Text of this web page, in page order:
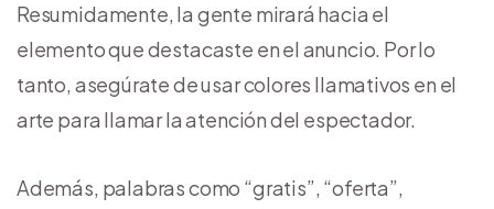
Resumidamente, la gente mirará hacia el
elemento que destacaste en el anuncio. Por lo
tanto, asegúrate de usar colores llamativos en el
arte para llamar la atención del espectador.
Además, palabras como “gratis”, “oferta”,